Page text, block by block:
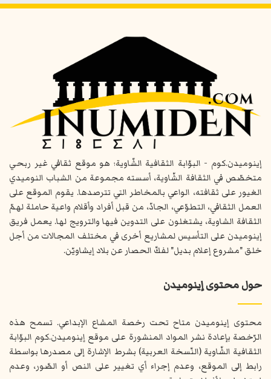
إينوميدن.كوم - البوّابة الثقافية الشّاوية؛ هو موقع ثقافي غير ربحي
متخصّص في الثقافة الشّاوية، أسسته مجموعة من الشباب النوميدي
الغيور على ثقافته، الواعي بالمخاطر التي تترصدها. يقوم الموقع على
العمل الثقافي، التطوّعي، الجادّ، من قبل أفراد وأقلام واعية حاملة لهمّ
الثقافة الشاوية، يشتغلون على التدوين فيها والترويج لها. يعمل فريق
إينوميدن على التأسيس لمشاريع أخرى في مختلف المجالات من أجل
خلق "مشروع إعلام بديل" لفكّ الحصار عن بلاد إيشاويّن.
حول محتوى إينوميدن
محتوى إينوميدن متاح تحت رخصة المشاع الإبداعي. تسمح هذه
الرّخصة بإعادة نشر المواد المنشورة على موقع إينوميدن.كوم البوّابة
الثقافية الشّاوية (النّسخة العربية) بشرط الإشارة إلى مصدرها بواسطة
رابط إلى الموقع، وعدم إجراء أي تغيير على النص أو الصّور، وعدم